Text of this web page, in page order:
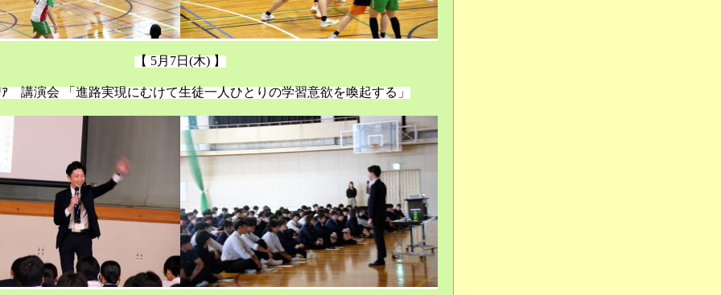
【 5月7日(木) 】
ｱ 講演会 「進路実現にむけて生徒一人ひとりの学習意欲を喚起する」